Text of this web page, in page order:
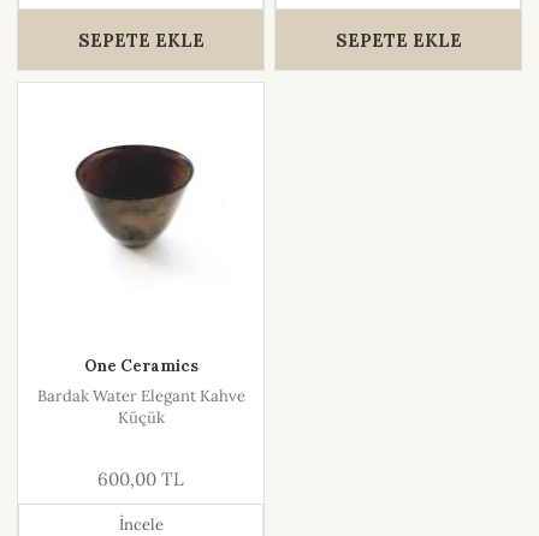
SEPETE EKLE SEPETE EKLE
One Ceramics
Bardak Water Elegant Kahve
Küçük
600,00 TL
İncele